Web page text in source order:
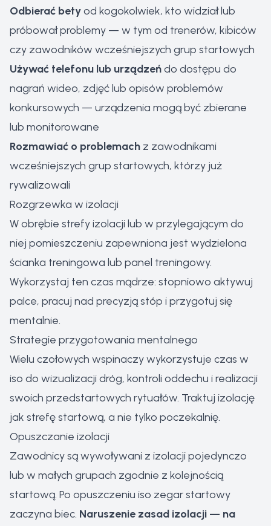
Odbierać betyod kogokolwiek, kto widział lub
próbował problemy — w tym od trenerów, kibiców
czy zawodników wcześniejszych grup startowych
Używać telefonu lub urządzeńdo dostępu do
nagrań wideo, zdjęć lub opisów problemów
konkursowych — urządzenia mogą być zbierane
lub monitorowane
Rozmawiać o problemach z zawodnikami
wcześniejszych grup startowych, którzy już
rywalizowali
Rozgrzewka w izolacji
W obrębie strefy izolacji lub w przylegającym do
niej pomieszczeniu zapewniona jest wydzielona
ścianka treningowa lub panel treningowy.
Wykorzystaj ten czas mądrze: stopniowo aktywuj
palce, pracuj nad precyzją stóp i przygotuj się
mentalnie.
Strategie przygotowania mentalnego
Wielu czołowych wspinaczy wykorzystuje czas w
iso do wizualizacji dróg, kontroli oddechu i realizacji
swoich przedstartowych rytuałów. Traktuj izolację
jak strefę startową, a nie tylko poczekalnię.
Opuszczanie izolacji
Zawodnicy są wywoływani z izolacji pojedynczo
lub w małych grupach zgodnie z kolejnością
startową. Po opuszczeniu iso zegar startowy
zaczyna biec. Naruszenie zasad izolacji — na